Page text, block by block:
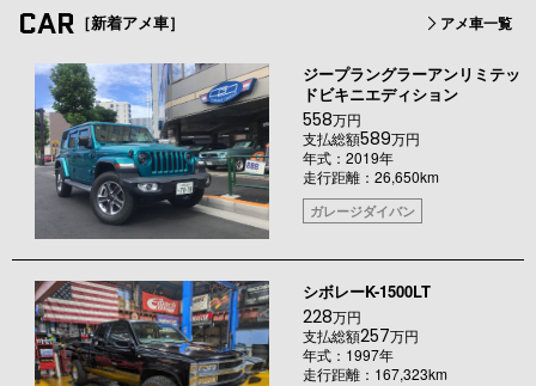
CAR ［新着アメ車］ アメ車一覧
ジープラングラーアンリミテッ
ドビキニエディション
558万円
支払総額589万円
年式：2019年
走行距離：26,650km
ガレージダイバン
シボレーK-1500LT
228万円
支払総額257万円
年式：1997年
走行距離：167,323km